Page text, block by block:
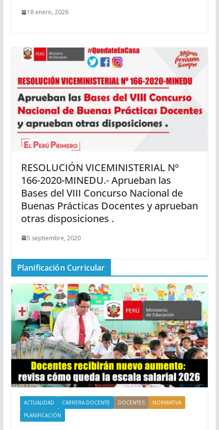
18 enero, 2026
RESOLUCIÓN VICEMINISTERIAL Nº
166-2020-MINEDU.- Aprueban las
Bases del VIII Concurso Nacional de
Buenas Prácticas Docentes y aprueban
otras disposiciones .
5 septiembre, 2020
Planificación Curricular
ACTUALIDAD CARRERA DOCENTE DOCENTES
NORMATIVA
PLANIFICACIÓN